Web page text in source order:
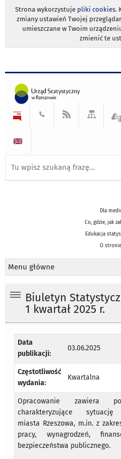
Strona wykorzystuje pliki cookies.
zmiany ustawień Twojej
umieszczane w Twoim
zmienić te
Dla
Co, gdzie, jak
Edukacja
O stronie
Menu główne
Biuletyn
1 kwartał 2025 r.
Data
publikacji:
03.06.2025
Częstotliwość
wydania:
Kwartalna
Opracowanie zawiera
charakteryzujące sytuację
miasta Rzeszowa, m.in. z
pracy, wynagrodzeń,
bezpieczeństwa publicznego.